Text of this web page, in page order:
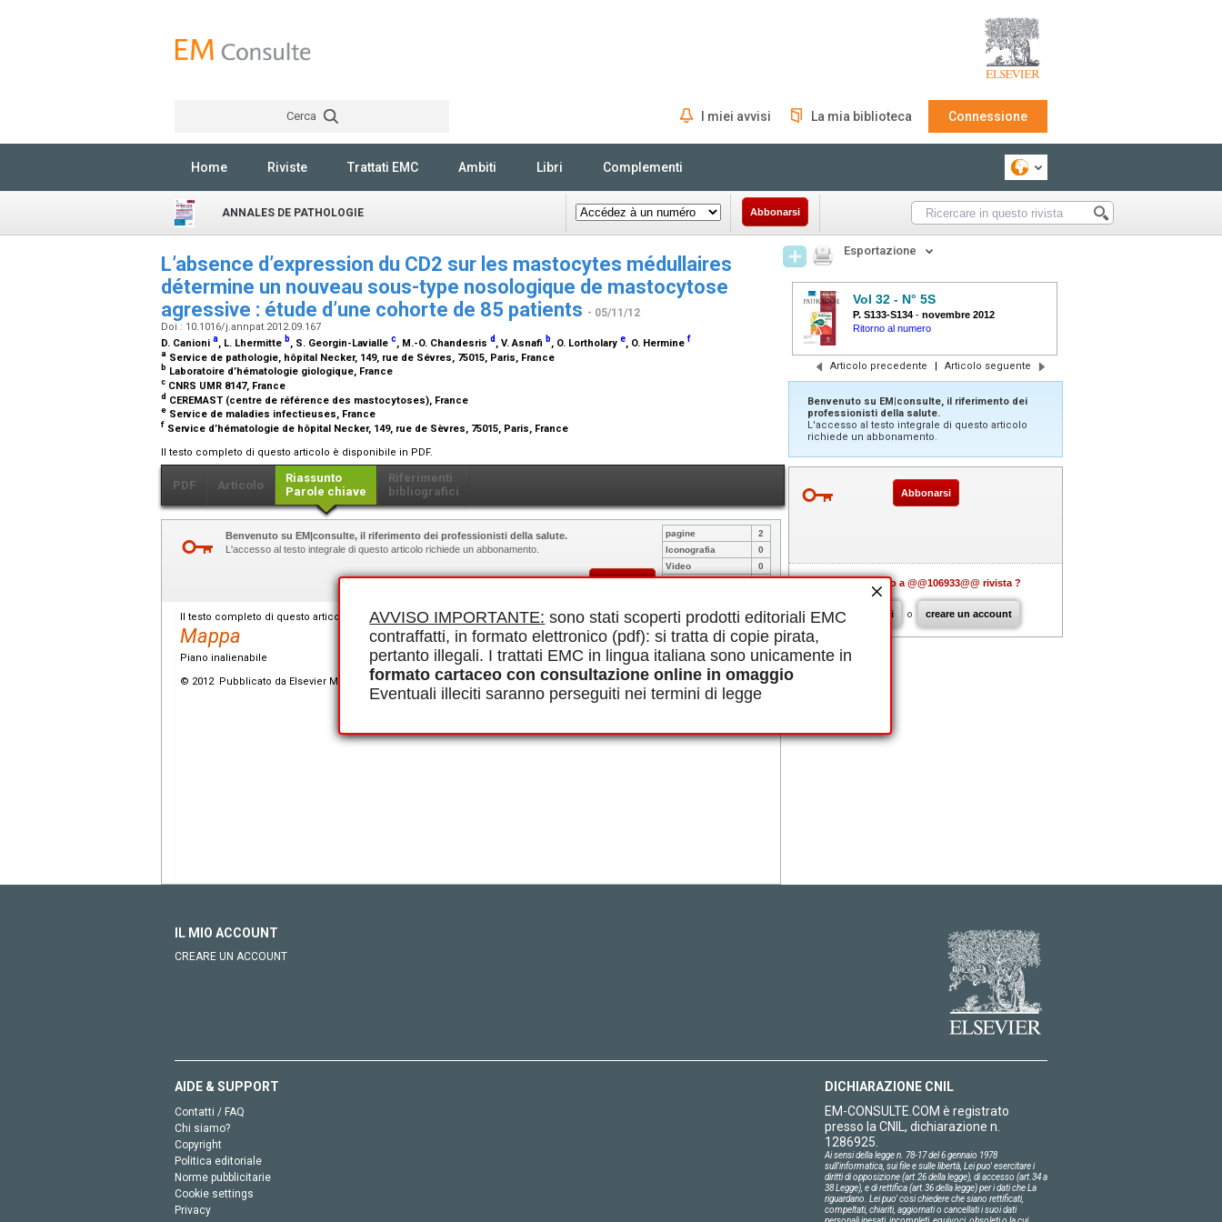
AVVISO IMPORTANTE: sono stati scoperti prodotti editoriali EMC
contraffatti, in formato elettronico (pdf): si tratta di copie pirata,
pertanto illegali. I trattati EMC in lingua italiana sono unicamente in
formato cartaceo con consultazione online in omaggio
Eventuali illeciti saranno perseguiti nei termini di legge
Cerca I miei avvisi La mia biblioteca Connessione
Home Riviste Trattati EMC Ambiti Libri Complementi
ANNALES DE PATHOLOGIE Abbonarsi
L’absence d’expression du CD2 sur les mastocytes médullaires
détermine un nouveau sous-type nosologique de mastocytose
agressive : étude d’une cohorte de 85 patients - 05/11/12
Doi : 10.1016/j.annpat.2012.09.167
D. Canioni a, L. Lhermitte b, S. Georgin-Lavialle c, M.-O. Chandesris d , V. Asnafi b, O. Lortholary e, O. Hermine f
a Service de pathologie, hôpital Necker, 149, rue de Sévres, 75015, Paris, France
b Laboratoire d’hématologie giologique, France
c CNRS UMR 8147, France
d CEREMAST (centre de référence des mastocytoses), France
e Service de maladies infectieuses, France
f Service d’hématologie de hôpital Necker, 149, rue de Sèvres, 75015, Paris, France
Il testo completo di questo articolo è disponibile in PDF.
PDF Articolo
Riassunto
Parole chiave
Riferimenti
bibliografici
Benvenuto su EM|consulte, il riferimento dei professionisti della salute.
L'accesso al testo integrale di questo articolo richiede un abbonamento.
Abbonarsi
pagine
2
Iconografia
0
Video
0
Il testo completo di questo articolo è disponibile in PDF.
Mappa
Piano inalienabile
© 2012 Pubblicato da Elsevier Masson SAS.
Esportazione
Vol 32 - N° 5S
P. S133-S134 - novembre 2012
Ritorno al numero
Articolo precedente | Articolo seguente
Benvenuto su EM|consulte, il riferimento dei
professionisti della salute.
L'accesso al testo integrale di questo articolo
richiede un abbonamento.
Abbonarsi
Già abbonato a @@106933@@ rivista ?
connettersi o creare un account
IL MIO ACCOUNT
CREARE UN ACCOUNT
AIDE & SUPPORT
Contatti / FAQ
Chi siamo?
Copyright
Politica editoriale
Norme pubblicitarie
Cookie settings
Privacy
DICHIARAZIONE CNIL
EM-CONSULTE.COM è registrato
presso la CNIL, dichiarazione n.
1286925.
Ai sensi della legge n. 78-17 del 6 gennaio 1978
sull'informatica, sui file e sulle libertà, Lei puo' esercitare i
diritti di opposizione (art.26 della legge), di accesso (art.34 a
38 Legge), e di rettifica (art.36 della legge) per i dati che La
riguardano. Lei puo' cosi chiedere che siano rettificati,
compeltati, chiariti, aggiornati o cancellati i suoi dati